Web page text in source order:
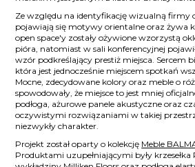
Ze względu na identyfikację wizualną firmy
pojawiają się motywy orientalne oraz żywa
open space'y zostały ożywione wzorzystą
pióra, natomiast w sali konferencyjnej
wzór podkreślający prestiż miejsca. Sercem
która jest jednocześnie miejscem spotkań
Mocne, zdecydowane kolory oraz meble o
spowodowały, że miejsce to jest mniej
podłoga, ażurowe panele akustyczne oraz
oczywistymi rozwiązaniami w takiej
niezwykły charakter.
Projekt został oparty o kolekcję Meble
Produktami uzupełniającymi były krzesełka